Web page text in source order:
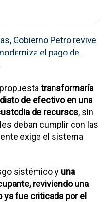
Gobierno Petro revive
el pago de
transformaría
de efectivo en una
de recursos, sin
deban cumplir con las
exige el sistema
sistémico y una
reviviendo una
ya fue criticada por el